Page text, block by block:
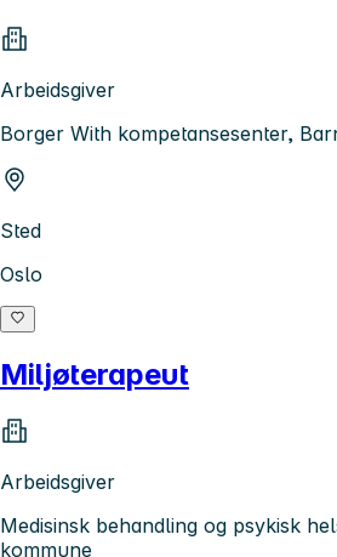
Arbeidsgiver
Borger With kompetansesenter,
Sted
Oslo
Miljøterapeut
Arbeidsgiver
Medisinsk behandling og psykisk
kommune